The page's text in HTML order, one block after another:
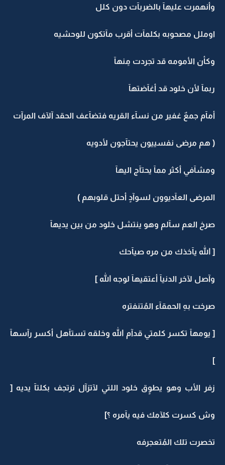
وأنهمرت عليهآ بالضربآت دون كلل
اوملل مصحوبه بكلمآت أقرب مآتكون للوحشيه
وكأن الأمومه قد تجردت مِنهآ
ربمآ لأن خلود قد أغآضتهآ
أمآم جمعٌ غفير من نسآء القريه فتضآعف الحقد آلآف المرآت
( هم مرضى نفسييون يحتآجون لأدويه
ومشآفي أكثر ممآ يحتآج اليهآ
المرضى العآديوون لسوآدٍ أحتل قلوبهم )
صرخ العم سآلم وهو ينتشل خلود من بين يديهآ
[ الله يآخذك من مره صيآحك
وآصل لآخر الدنيآ أعتقيهآ لوجه الله ]
صرخت بهِ الحمقآء المُتنفتره
[ يومهآ تكسر كلمتي قدآم الله وخلقه تستآهل أكسر رآسهآ
]
زفر الأب وهو يطوٍق خلود اللتي لآتزآل ترتجف بكلتآ يديه [
وش كسرت كلآمك فيه يآمره ؟]
تخصرت تلك المُتعجرفه